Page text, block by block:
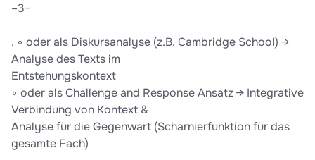
–3–
, ◦ oder als Diskursanalyse (z.B. Cambridge School) →
Analyse des Texts im
Entstehungskontext
◦ oder als Challenge and Response Ansatz → Integrative
Verbindung von Kontext &
Analyse für die Gegenwart (Scharnierfunktion für das
gesamte Fach)